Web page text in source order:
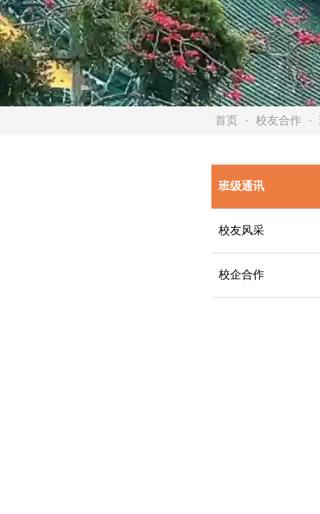
首页 校友合作
班级通讯
校友风采
校企合作